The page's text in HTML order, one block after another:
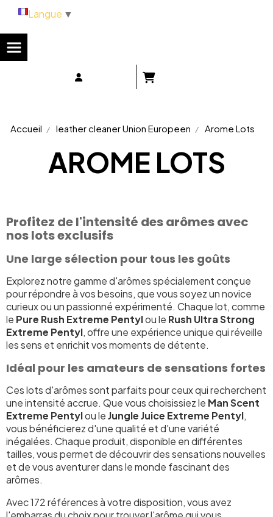
Accueil leather cleaner Union Europeen Arome Lots
AROME LOTS
Profitez de l'intensité des arômes avec
nos lots exclusifs
Une large sélection pour tous les goûts
Explorez notre gamme d'arômes spécialement conçue
pour répondre à vos besoins, que vous soyez un novice
curieux ou un passionné expérimenté. Chaque lot, comme
le Pure Rush Extreme Pentylou le Rush Ultra Strong
Extreme Pentyl, offre une expérience unique qui réveille
les sens et enrichit vos moments de détente.
Idéal pour les amateurs de sensations fortes
Ces lots d'arômes sont parfaits pour ceux qui recherchent
une intensité accrue. Que vous choisissiez le Man Scent
Extreme Pentylou leJungle Juice Extreme Pentyl,
vous bénéficierez d'une qualité et d'une variété
inégalées. Chaque produit, disponible en différentes
tailles, vous permet de découvrir des sensations nouvelles
et de vous aventurer dans le monde fascinant des
arômes.
Avec 172 références à votre disposition, vous avez
Langue ▼